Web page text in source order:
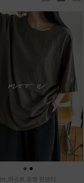
● ●
m_라스트 포켓 린넨티